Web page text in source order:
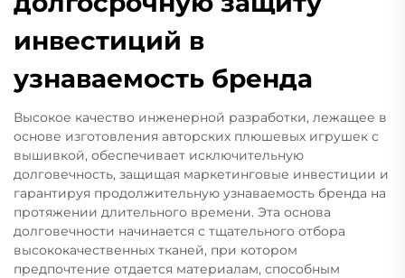
инвестиций в
узнаваемость бренда
Высокое качество инженерной разработки, лежащее в
основе изготовления авторских плюшевых игрушек с
вышивкой, обеспечивает исключительную
долговечность, защищая маркетинговые инвестиции и
гарантируя продолжительную узнаваемость бренда на
протяжении длительного времени. Эта основа
долговечности начинается с тщательного отбора
высококачественных тканей, при котором
предпочтение отдается материалам, способным